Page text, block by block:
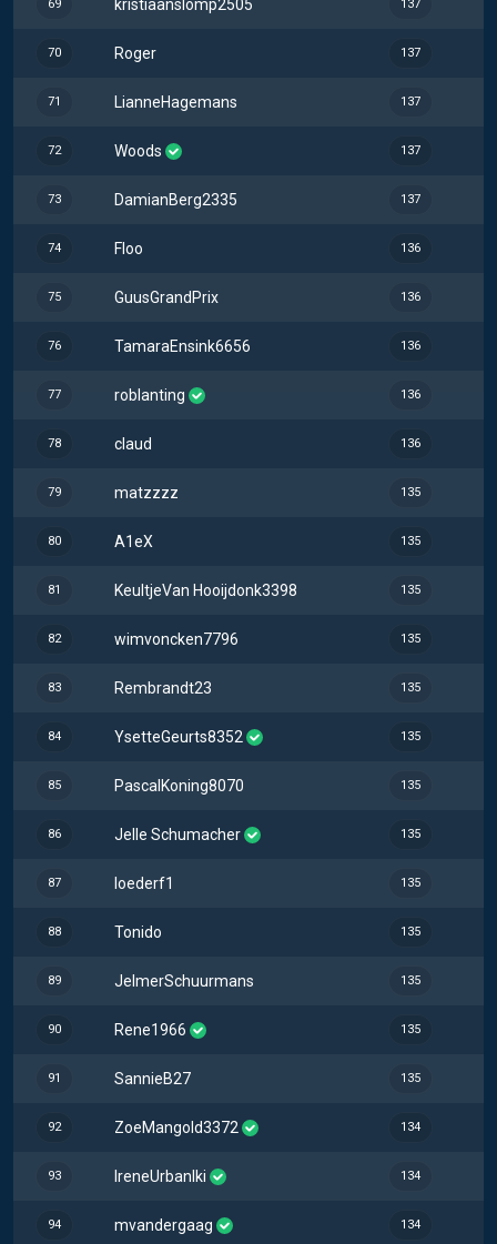
69 kristiaanslomp2505 137
70 Roger 137
71 LianneHagemans 137
72 Woods 137
73 DamianBerg2335 137
74 Floo 136
75 GuusGrandPrix 136
76 TamaraEnsink6656 136
77 roblanting 136
78 claud 136
79 matzzzz 135
80 A1eX 135
81 KeultjeVan Hooijdonk3398 135
82 wimvoncken7796 135
83 Rembrandt23 135
84 YsetteGeurts8352 135
85 PascalKoning8070 135
86 Jelle Schumacher 135
87 loederf1 135
88 Tonido 135
89 JelmerSchuurmans 135
90 Rene1966 135
91 SannieB27 135
92 ZoeMangold3372 134
93 IreneUrbanIki 134
94 mvandergaag 134